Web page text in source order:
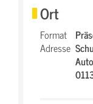
Ort
Format
Adresse